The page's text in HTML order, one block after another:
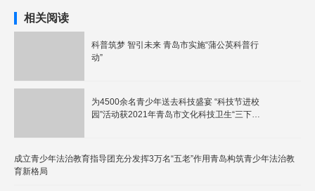
相关阅读
科普筑梦 智引未来 青岛市实施“蒲公英科普行
动”
为4500余名青少年送去科技盛宴 “科技节进校
园”活动获2021年青岛市文化科技卫生“三下
成立青少年法治教育指导团充分发挥3万名“五老”作用青岛构筑青少年法治教
育新格局